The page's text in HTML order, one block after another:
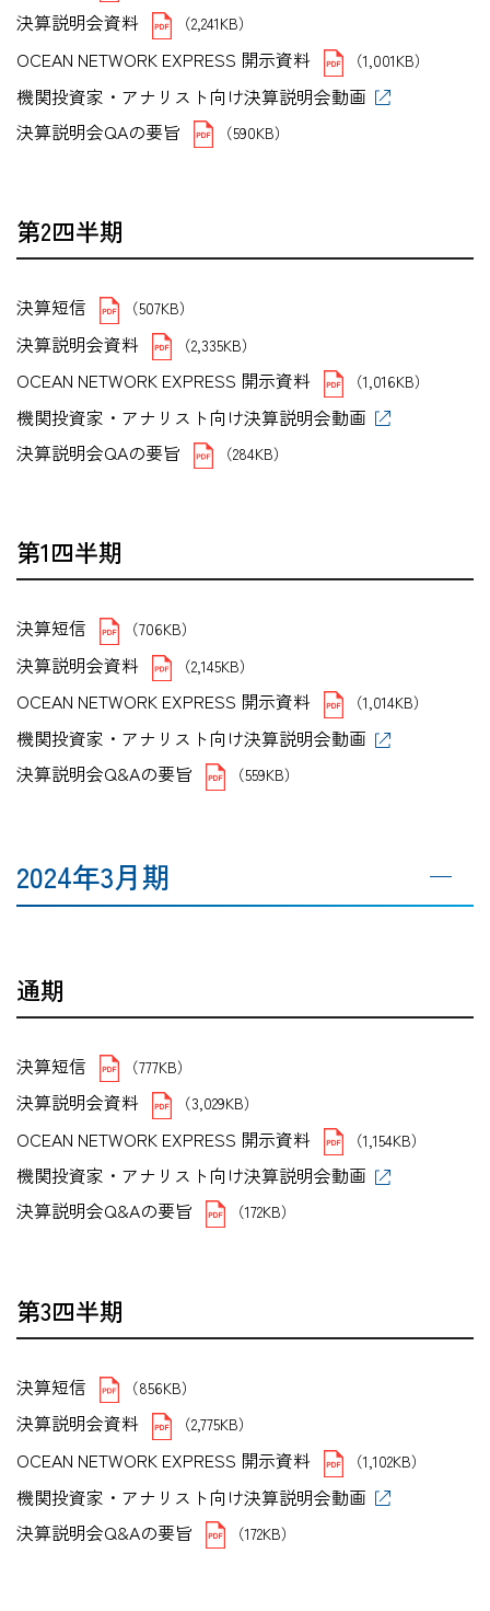
決算説明会資料 （2,241KB）
OCEAN NETWORK EXPRESS 開示資料 （1,001KB）
機関投資家・アナリスト向け決算説明会動画
決算説明会QAの要旨
（590KB）
第2四半期
決算短信 （507KB）
決算説明会資料 （2,335KB）
OCEAN NETWORK EXPRESS 開示資料 （1,016KB）
機関投資家・アナリスト向け決算説明会動画
決算説明会QAの要旨
（284KB）
第1四半期
決算短信 （706KB）
決算説明会資料 （2,145KB）
OCEAN NETWORK EXPRESS 開示資料 （1,014KB）
機関投資家・アナリスト向け決算説明会動画
決算説明会Q&Aの要旨
（559KB）
2024年3月期
通期
決算短信 （777KB）
決算説明会資料 （3,029KB）
OCEAN NETWORK EXPRESS 開示資料 （1,154KB）
機関投資家・アナリスト向け決算説明会動画
決算説明会Q&Aの要旨
（172KB）
第3四半期
決算短信 （856KB）
決算説明会資料 （2,775KB）
OCEAN NETWORK EXPRESS 開示資料 （1,102KB）
機関投資家・アナリスト向け決算説明会動画
決算説明会Q&Aの要旨
（172KB）